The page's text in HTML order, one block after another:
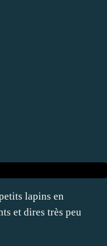
lapins en
et dires très peu